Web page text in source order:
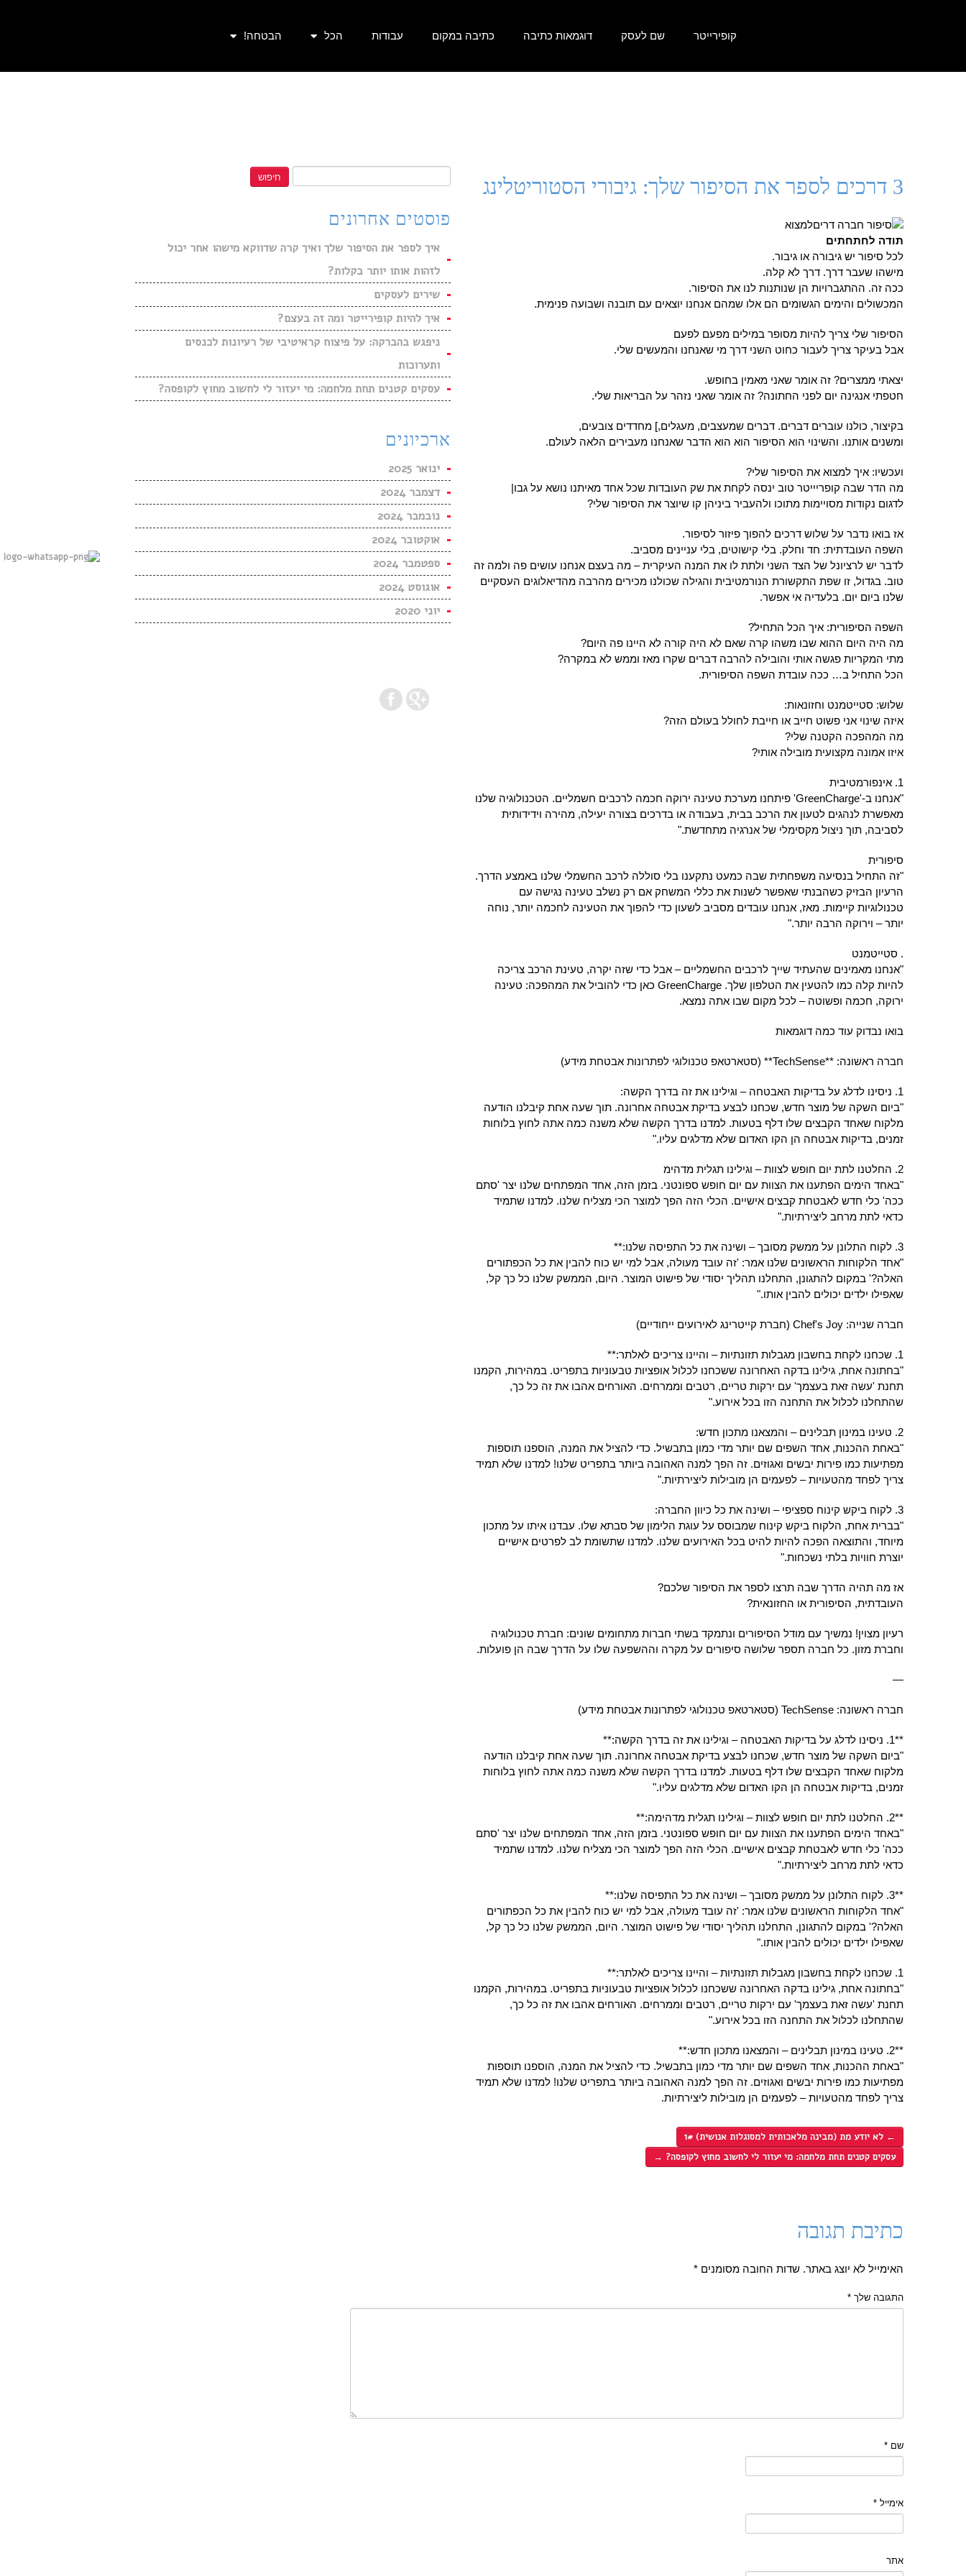
קופירייטר שם לעסק דוגמאות כתיבה כתיבה במקום עבודות הכל הבטחה!
3 דרכים לספר את הסיפור שלך: גיבורי הסטוריטלינג
תודה לחתחתים
לכל סיפור יש גיבורה או גיבור.
מישהו שעבר דרך. דרך לא קלה.
ככה זה. ההתגברויות הן שנותנות לנו את הסיפור.
המכשולים והימים הגשומים הם אלו שמהם אנחנו יוצאים עם תובנה ושבועה פנימית.
הסיפור שלי צריך להיות מסופר במילים מפעם לפעם
אבל בעיקר צריך לעבור כחוט השני דרך מי שאנחנו והמעשים שלי.
יצאתי ממצרים? זה אומר שאני מאמין בחופש.
חטפתי אנגינה יום לפני החתונה? זה אומר שאני נזהר על הבריאות שלי.
בקיצור, כולנו עוברים דברים. דברים שמעצבים, מעגלים,] מחדדים צובעים,
ומשנים אותנו. והשינוי הוא הסיפור הוא הוא הדבר שאנחנו מעבירים הלאה לעולם.
ועכשיו: איך למצוא את הסיפור שלי?
מה הדר שבה קופריייטר טוב ינסה לקחת את שק העובדות שכל אחד מאיתנו נושא על גבו|
לדגום נקודות מסויימות מתוכו ולהעביר ביניהן קו שיוצר את הסיפור שלי?
אז בואו נדבר על שלוש דרכים להפוך פיזור לסיפור.
השפה העובדתית: חד וחלק. בלי קישוטים, בלי עניינים מסביב.
לדבר יש לרציונל של הצד השני ולתת לו את המנה העיקרית – מה בעצם אנחנו עושים פה ולמה זה
טוב. בגדול, זו שפת התקשורת הנורמטיבית והגילה שכולנו מכירים מהרבה מהדיאלוגים העסקיים
שלנו ביום יום. בלעדיה אי אפשר.
השפה הסיפורית: איך הכל התחיל?
מה היה היום ההוא שבו משהו קרה שאם לא היה קורה לא היינו פה היום?
מתי המקריות פגשה אותי והובילה להרבה דברים שקרו מאז וממש לא במקרה?
הכל התחיל ב… ככה עובדת השפה הסיפורית.
שלוש: סטייטמנט וחזונאות:
איזה שינוי אני פשוט חייב או חייבת לחולל בעולם הזה?
מה המהפכה הקטנה שלי?
איזו אמונה מקצועית מובילה אותי?
1. אינפורמטיבית
"אנחנו ב-'GreenCharge' פיתחנו מערכת טעינה ירוקה חכמה לרכבים חשמליים. הטכנולוגיה שלנו
מאפשרת לנהגים לטעון את הרכב בבית, בעבודה או בדרכים בצורה יעילה, מהירה וידידותית
לסביבה, תוך ניצול מקסימלי של אנרגיה מתחדשת."
סיפורית
"זה התחיל בנסיעה משפחתית שבה כמעט נתקענו בלי סוללה לרכב החשמלי שלנו באמצע הדרך.
הרעיון הבזיק כשהבנתי שאפשר לשנות את כללי המשחק אם רק נשלב טעינה נגישה עם
טכנולוגיות קיימות. מאז, אנחנו עובדים מסביב לשעון כדי להפוך את הטעינה לחכמה יותר, נוחה
יותר – וירוקה הרבה יותר."
. סטייטמנט
"אנחנו מאמינים שהעתיד שייך לרכבים החשמליים – אבל כדי שזה יקרה, טעינת הרכב צריכה
להיות קלה כמו להטעין את הטלפון שלך. GreenCharge כאן כדי להוביל את המהפכה: טעינה
ירוקה, חכמה ופשוטה – לכל מקום שבו אתה נמצא.
בואו נבדוק עוד כמה דוגמאות
חברה ראשונה: **TechSense** (סטארטאפ טכנולוגי לפתרונות אבטחת מידע)
1. ניסינו לדלג על בדיקות האבטחה – וגילינו את זה בדרך הקשה:
"ביום השקה של מוצר חדש, שכחנו לבצע בדיקת אבטחה אחרונה. תוך שעה אחת קיבלנו הודעה
מלקוח שאחד הקבצים שלו דלף בטעות. למדנו בדרך הקשה שלא משנה כמה אתה לחוץ בלוחות
זמנים, בדיקות אבטחה הן הקו האדום שלא מדלגים עליו."
2. החלטנו לתת יום חופש לצוות – וגילינו תגלית מדהימ
"באחד הימים הפתענו את הצוות עם יום חופש ספונטני. בזמן הזה, אחד המפתחים שלנו יצר 'סתם
ככה' כלי חדש לאבטחת קבצים אישיים. הכלי הזה הפך למוצר הכי מצליח שלנו. למדנו שתמיד
כדאי לתת מרחב ליצירתיות."
3. לקוח התלונן על ממשק מסובך – ושינה את כל התפיסה שלנו:**
"אחד הלקוחות הראשונים שלנו אמר: 'זה עובד מעולה, אבל למי יש כוח להבין את כל הכפתורים
האלה?' במקום להתגונן, התחלנו תהליך יסודי של פישוט המוצר. היום, הממשק שלנו כל כך קל,
שאפילו ילדים יכולים להבין אותו."
חברה שנייה: Chef's Joy (חברת קייטרינג לאירועים ייחודיים)
1. שכחנו לקחת בחשבון מגבלות תזונתיות – והיינו צריכים לאלתר:**
"בחתונה אחת, גילינו בדקה האחרונה ששכחנו לכלול אופציות טבעוניות בתפריט. במהירות, הקמנו
תחנת 'עשה זאת בעצמך' עם ירקות טריים, רטבים וממרחים. האורחים אהבו את זה כל כך,
שהתחלנו לכלול את התחנה הזו בכל אירוע."
2. טעינו במינון תבלינים – והמצאנו מתכון חדש:
"באחת ההכנות, אחד השפים שם יותר מדי כמון בתבשיל. כדי להציל את המנה, הוספנו תוספות
מפתיעות כמו פירות יבשים ואגוזים. זה הפך למנה האהובה ביותר בתפריט שלנו! למדנו שלא תמיד
צריך לפחד מהטעויות – לפעמים הן מובילות ליצירתיות."
3. לקוח ביקש קינוח ספציפי – ושינה את כל כיוון החברה:
"בברית אחת, הלקוח ביקש קינוח שמבוסס על עוגת הלימון של סבתא שלו. עבדנו איתו על מתכון
מיוחד, והתוצאה הפכה להיות להיט בכל האירועים שלנו. למדנו שתשומת לב לפרטים אישיים
יוצרת חוויות בלתי נשכחות."
אז מה תהיה הדרך שבה תרצו לספר את הסיפור שלכם?
העובדתית, הסיפורית או החזונאית?
רעיון מצוין! נמשיך עם מודל הסיפורים ונתמקד בשתי חברות מתחומים שונים: חברת טכנולוגיה
וחברת מזון. כל חברה תספר שלושה סיפורים על מקרה וההשפעה שלו על הדרך שבה הן פועלות.
—
חברה ראשונה: TechSense (סטארטאפ טכנולוגי לפתרונות אבטחת מידע)
**1. ניסינו לדלג על בדיקות האבטחה – וגילינו את זה בדרך הקשה:**
"ביום השקה של מוצר חדש, שכחנו לבצע בדיקת אבטחה אחרונה. תוך שעה אחת קיבלנו הודעה
מלקוח שאחד הקבצים שלו דלף בטעות. למדנו בדרך הקשה שלא משנה כמה אתה לחוץ בלוחות
זמנים, בדיקות אבטחה הן הקו האדום שלא מדלגים עליו."
**2. החלטנו לתת יום חופש לצוות – וגילינו תגלית מדהימה:**
"באחד הימים הפתענו את הצוות עם יום חופש ספונטני. בזמן הזה, אחד המפתחים שלנו יצר 'סתם
ככה' כלי חדש לאבטחת קבצים אישיים. הכלי הזה הפך למוצר הכי מצליח שלנו. למדנו שתמיד
כדאי לתת מרחב ליצירתיות."
**3. לקוח התלונן על ממשק מסובך – ושינה את כל התפיסה שלנו:**
"אחד הלקוחות הראשונים שלנו אמר: 'זה עובד מעולה, אבל למי יש כוח להבין את כל הכפתורים
האלה?' במקום להתגונן, התחלנו תהליך יסודי של פישוט המוצר. היום, הממשק שלנו כל כך קל,
שאפילו ילדים יכולים להבין אותו."
1. שכחנו לקחת בחשבון מגבלות תזונתיות – והיינו צריכים לאלתר:**
"בחתונה אחת, גילינו בדקה האחרונה ששכחנו לכלול אופציות טבעוניות בתפריט. במהירות, הקמנו
תחנת 'עשה זאת בעצמך' עם ירקות טריים, רטבים וממרחים. האורחים אהבו את זה כל כך,
שהתחלנו לכלול את התחנה הזו בכל אירוע."
**2. טעינו במינון תבלינים – והמצאנו מתכון חדש:**
"באחת ההכנות, אחד השפים שם יותר מדי כמון בתבשיל. כדי להציל את המנה, הוספנו תוספות
מפתיעות כמו פירות יבשים ואגוזים. זה הפך למנה האהובה ביותר בתפריט שלנו! למדנו שלא תמיד
צריך לפחד מהטעויות – לפעמים הן מובילות ליצירתיות.
← לא יודע מת (מבינה מלאכותית למסוגלות אנושית) 1#
עסקים קטנים תחת מלחמה: מי יעזור לי לחשוב מחוץ לקופסה? →
כתיבת תגובה
האימייל לא יוצג באתר. שדות החובה מסומנים *
התגובה שלך *
שם *
אימייל *
אתר
פוסטים אחרונים
איך לספר את הסיפור שלך ואיך קרה שדווקא מישהו אחר יכול
לזהות אותו יותר בקלות?
שירים לעסקים
איך להיות קופירייטר ומה זה בעצם?
ניפגש בהברקה: על פיצוח קראיטיבי של רעיונות לכנסים
ותערוכות
עסקים קטנים תחת מלחמה: מי יעזור לי לחשוב מחוץ לקופסה?
ארכיונים
ינואר 2025
דצמבר 2024
נובמבר 2024
אוקטובר 2024
ספטמבר 2024
אוגוסט 2024
יוני 2020